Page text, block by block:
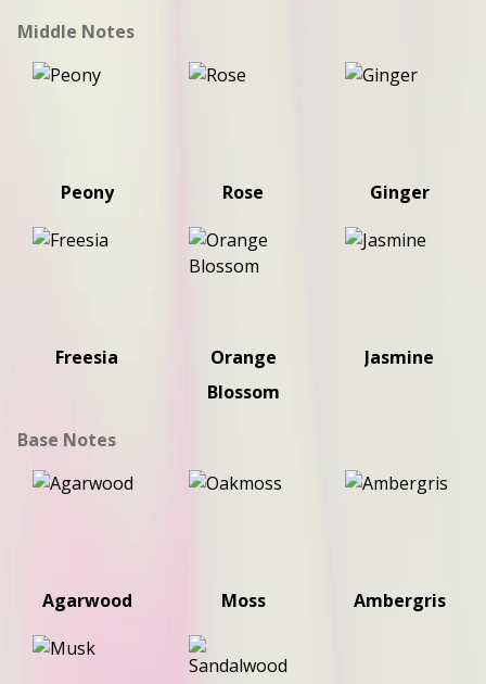
Middle Notes
Peony Rose Ginger
Freesia
Orange
Blossom
Jasmine
Base Notes
Agarwood Moss Ambergris